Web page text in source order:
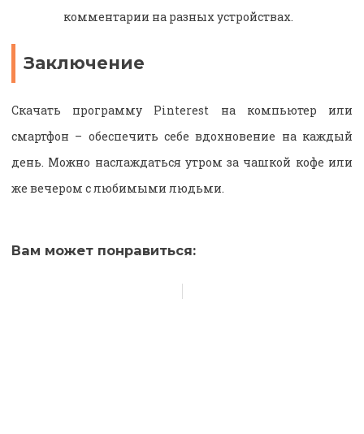
комментарии на разных устройствах.
Заключение
Скачать программу Pinterest на компьютер или
смартфон – обеспечить себе вдохновение на каждый
день. Можно наслаждаться утром за чашкой кофе или
же вечером с любимыми людьми.
Вам может понравиться: